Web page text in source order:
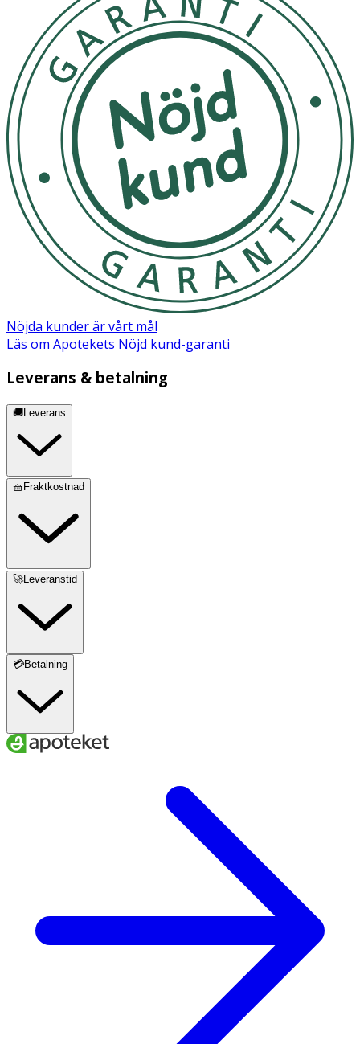
Nöjda kunder är vårt mål
Läs om Apotekets Nöjd kund-garanti
Leverans & betalning
🚚Leverans
🧺Fraktkostnad
🚀Leveranstid
💳Betalning